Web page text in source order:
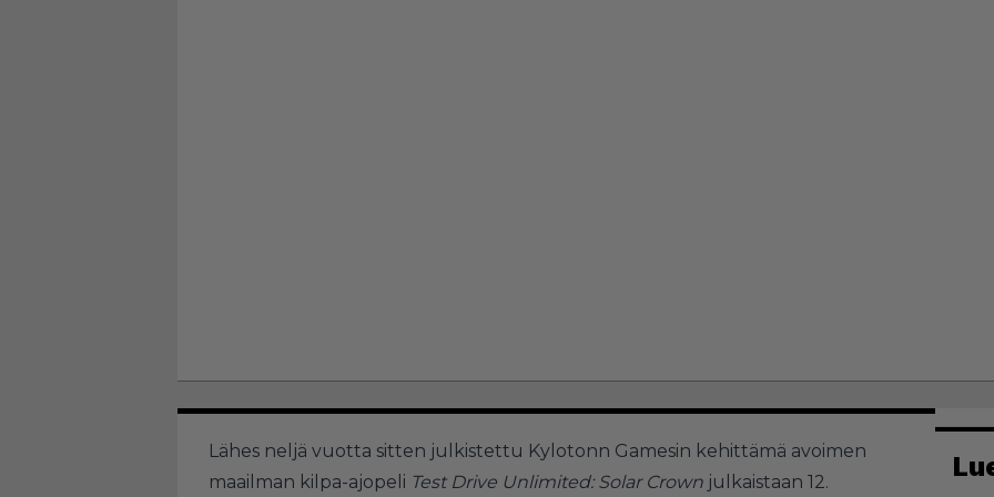
Lähes neljä vuotta sitten julkistettu Kylotonn Gamesin kehittämä avoimen
maailman kilpa-ajopeli Test Drive Unlimited: Solar Crown julkaistaan 12.